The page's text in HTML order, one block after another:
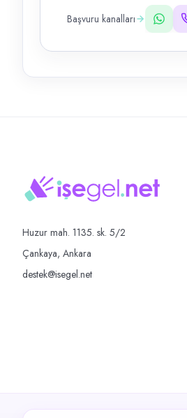
Başvuru kanalları
Huzur mah. 1135. sk. 5/2
Çankaya, Ankara
destek@isegel.net